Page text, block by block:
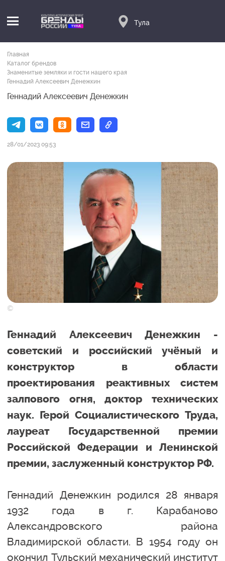
Тула
Главная
Каталог брендов
Знаменитые земляки и гости нашего края
Геннадий Алексеевич Денежкин
Геннадий Алексеевич Денежкин
28/01/2023 09:53
©
Геннадий Алексеевич Денежкин -
советский и российский учёный и
конструктор в области
проектирования реактивных систем
залпового огня, доктор технических
наук. Герой Социалистического Труда,
лауреат Государственной премии
Российской Федерации и Ленинской
премии, заслуженный конструктор РФ.
Геннадий Денежкин родился 28 января
1932 года в г. Карабаново
Александровского района
Владимирской области. В 1954 году он
окончил Тульский механический институт